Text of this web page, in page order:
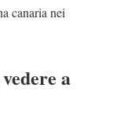
canaria nei
a